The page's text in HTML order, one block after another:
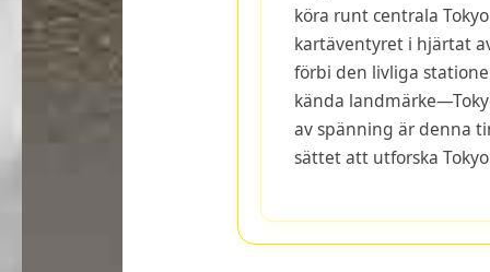
köra runt centrala
kartäventyret i hjärtat
förbi den livliga
kända
av spänning är denna
sättet att utforska